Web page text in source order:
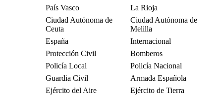
País Vasco
La Rioja
Ciudad Autónoma de
Ceuta
Ciudad Autónoma de
Melilla
España
Internacional
Protección Civil
Bomberos
Policía Local
Policía Nacional
Guardia Civil
Armada Española
Ejército del Aire
Ejército de Tierra